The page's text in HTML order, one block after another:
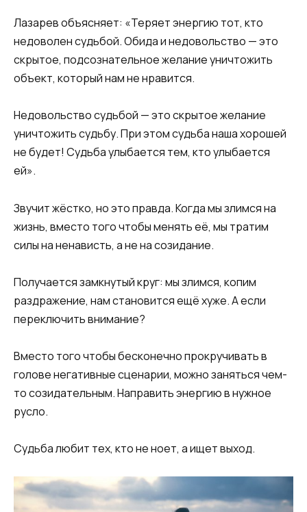
Лазарев объясняет: «Теряет энергию тот, кто
недоволен судьбой. Обида и недовольство — это
скрытое, подсознательное желание уничтожить
объект, который нам не нравится.
Недовольство судьбой — это скрытое желание
уничтожить судьбу. При этом судьба наша хорошей
не будет! Судьба улыбается тем, кто улыбается
ей».
Звучит жёстко, но это правда. Когда мы злимся на
жизнь, вместо того чтобы менять её, мы тратим
силы на ненависть, а не на созидание.
Получается замкнутый круг: мы злимся, копим
раздражение, нам становится ещё хуже. А если
переключить внимание?
Вместо того чтобы бесконечно прокручивать в
голове негативные сценарии, можно заняться чем-
то созидательным. Направить энергию в нужное
русло.
Судьба любит тех, кто не ноет, а ищет выход.